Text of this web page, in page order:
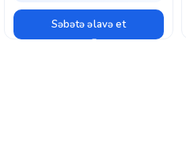
Səbətə əlavə et